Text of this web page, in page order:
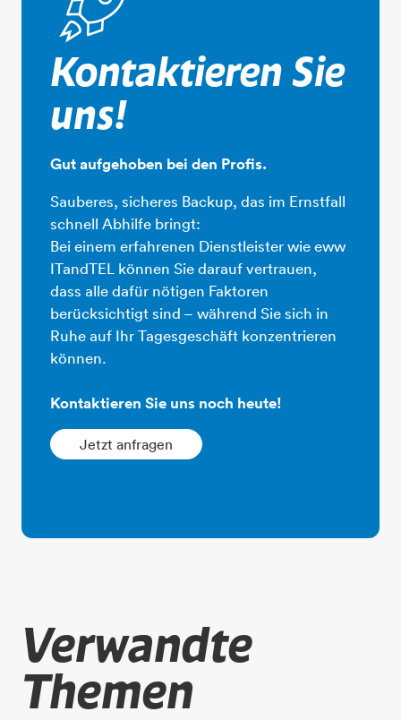
Kontaktieren Sie
uns!
Gut aufgehoben bei den Profis.
​​​​​​​Sauberes, sicheres Backup, das im Ernstfall
schnell Abhilfe bringt:
​​​​​​​Bei einem erfahrenen Dienstleister wie eww
ITandTEL können Sie darauf vertrauen,
dass alle dafür nötigen Faktoren
berücksichtigt sind – während Sie sich in
Ruhe auf Ihr Tagesgeschäft konzentrieren
können.​​​​​​​
​​​​​​​Kontaktieren Sie uns noch heute!
Jetzt anfragen
Verwandte
Themen